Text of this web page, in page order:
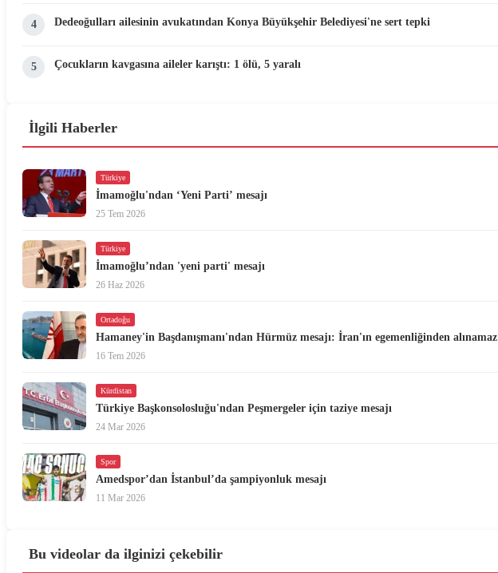
4 Dedeoğulları ailesinin avukatından Konya Büyükşehir Belediyesi'ne sert tepki
5 Çocukların kavgasına aileler karıştı: 1 ölü, 5 yaralı
İlgili Haberler
Türkiye
İmamoğlu'ndan ‘Yeni Parti’ mesajı
25 Tem 2026
Türkiye
İmamoğlu’ndan 'yeni parti' mesajı
26 Haz 2026
Ortadoğu
Hamaney'in Başdanışmanı'ndan Hürmüz mesajı: İran'ın egemenliğinden alınamaz
16 Tem 2026
Kürdistan
Türkiye Başkonsolosluğu'ndan Peşmergeler için taziye mesajı
24 Mar 2026
Spor
Amedspor’dan İstanbul’da şampiyonluk mesajı
11 Mar 2026
Bu videolar da ilginizi çekebilir